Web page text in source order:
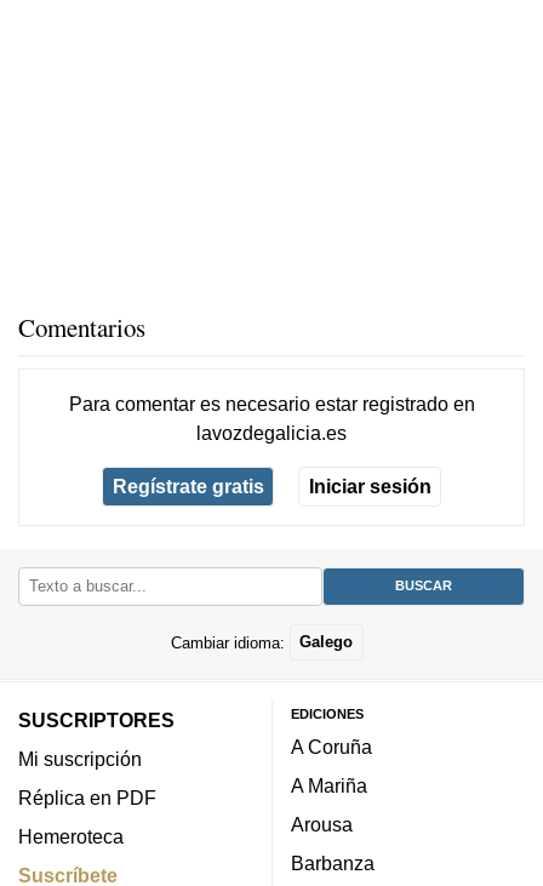
Comentarios
Para comentar es necesario estar registradoen
lavozdegalicia.es
Regístrate gratis Iniciar sesión
Cambiar idioma: Galego
SUSCRIPTORES
Mi suscripción
Réplica en PDF
Hemeroteca
Suscríbete
EDICIONES
A Coruña
A Mariña
Arousa
Barbanza